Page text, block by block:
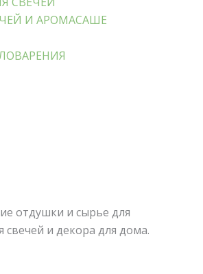
И АРОМАСАШЕ
отдушки и сырье для
свечей и декора для дома.